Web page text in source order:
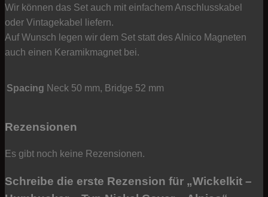
Wir können das Set auch mit einfachem Anschlusskabel
oder Vintagekabel liefern.
Auf Wunsch legen wir dem Set statt des Alnico Magneten
auch einen Keramikmagnet bei.
Spacing Neck 50 mm, Bridge 52 mm
Rezensionen
Es gibt noch keine Rezensionen.
Schreibe die erste Rezension für „Wickelkit –